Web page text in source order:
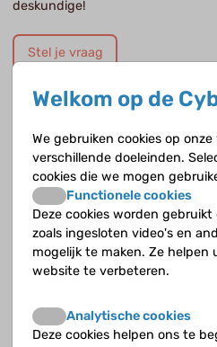
deskundige!
Stel je vraag
Opvolgende vragen
Hoe dragen ouders alpha-
kinderen?
Hoe dragen ouders bèta-
kinderen?
Hoe ontstaat bèta-thalassemie
Welkom op de
We gebruiken cookies op
verschillende doeleinden.
cookies die we mogen
Functionele cookies
Deze cookies worden
zoals ingesloten video's en
mogelijk te maken. Ze helpen
website te verbeteren.
Analytische cookies
Deze cookies helpen ons te